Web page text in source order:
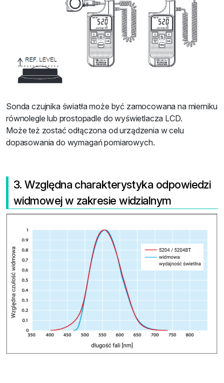
Sonda czujnika światła może być zamocowana na mierniku
równolegle lub prostopadle do wyświetlacza LCD.
Może też zostać odłączona od urządzenia w celu
dopasowania do wymagań pomiarowych.
3. Względna charakterystyka odpowiedzi
widmowej w zakresie widzialnym